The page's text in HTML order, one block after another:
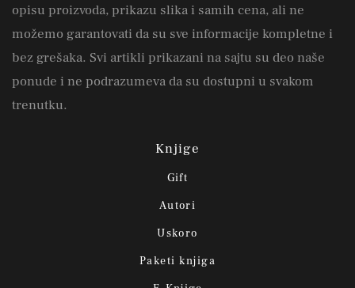
opisu proizvoda, prikazu slika i samih cena, ali ne
možemo garantovati da su sve informacije kompletne i
bez grešaka. Svi artikli prikazani na sajtu su deo naše
ponude i ne podrazumeva da su dostupni u svakom
trenutku.
Knjige
Gift
Autori
Uskoro
Paketi knjiga